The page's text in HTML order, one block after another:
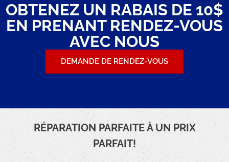
OBTENEZ UN RABAIS DE 10$
EN PRENANT RENDEZ-VOUS
AVEC NOUS
DEMANDE DE RENDEZ-VOUS
RÉPARATION PARFAITE À UN PRIX
PARFAIT!